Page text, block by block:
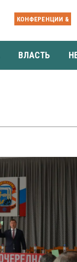
КОНФЕРЕНЦИИ &
ВЛАСТЬ